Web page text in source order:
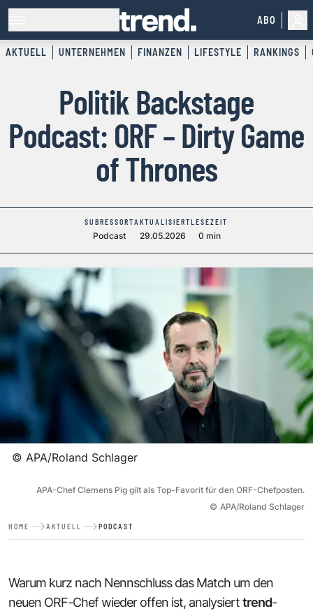
ABO
AKTUELL UNTERNEHMEN FINANZEN LIFESTYLE RANKINGS
Politik Backstage
Podcast: ORF – Dirty Game
of Thrones
SUBRESSORT
Podcast
AKTUALISIERT
29.05.2026
LESEZEIT
0 min
© APA/Roland Schlager
APA-Chef Clemens Pig gilt als Top-Favorit für den ORF-Chefposten.
© APA/Roland Schlager
HOME AKTUELL PODCAST
Warum kurz nach Nennschluss das Match um den
neuen ORF-Chef wieder offen ist, analysierttrend-